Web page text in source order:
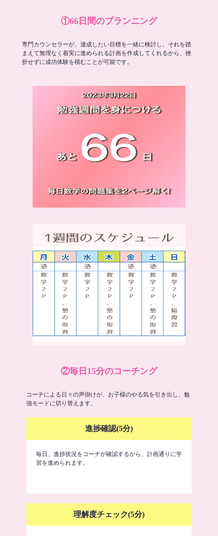
①66日間のプランニング
専門カウンセラーが、達成したい目標を一緒に検討し、それを踏
まえて無理なく着実に進められる計画を作成してくれるから、挫
折せずに成功体験を積むことが可能です。
②毎日15分のコーチング
コーチによる日々の声掛けが、お子様のやる気を引き出し、勉
強モードに切り替えます。
進捗確認(5分)
毎日、進捗状況をコーチが確認するから、計画通りに学
習を進められます。
理解度チェック(5分)